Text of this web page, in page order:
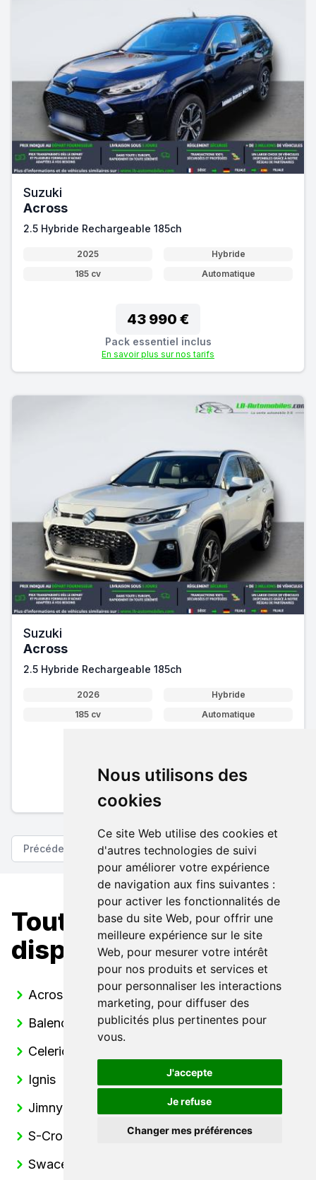
Nous utilisons des
cookies
Ce site Web utilise des cookies et
d'autres technologies de suivi
pour améliorer votre expérience
de navigation aux fins suivantes :
pour activer les fonctionnalités de
base du site Web, pour offrir une
meilleure expérience sur le site
Web, pour mesurer votre intérêt
pour nos produits et services et
pour personnaliser les interactions
marketing, pour diffuser des
publicités plus pertinentes pour
vous.
J'accepte
Je refuse
Changer mes préférences
Suzuki
Across
2.5 Hybride Rechargeable 185ch
2025
Hybride
185 cv
Automatique
43 990 €
Pack essentiel inclus
En savoir plus sur nos tarifs
Suzuki
Across
2.5 Hybride Rechargeable 185ch
2026
Hybride
185 cv
Automatique
Pack essentiel inclus
En savoir plus sur nos tarifs
Précédent Suivant
Toutes nos Suzuki
disponibles
Across
Baleno
Celerio
Ignis
Jimny
S-Cross
Swace